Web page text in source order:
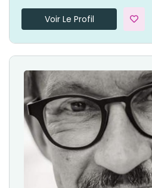
Voir Le Profil